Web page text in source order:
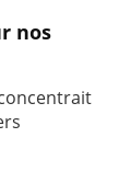
nos